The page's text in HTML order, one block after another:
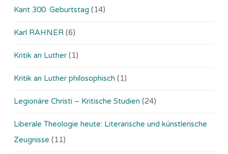
Kant 300. Geburtstag (14)
Karl RAHNER (6)
Kritik an Luther (1)
Kritik an Luther philosophisch (1)
Legionäre Christi – Kritische Studien (24)
Liberale Theologie heute: Literarische und künstlerische
Zeugnisse (11)